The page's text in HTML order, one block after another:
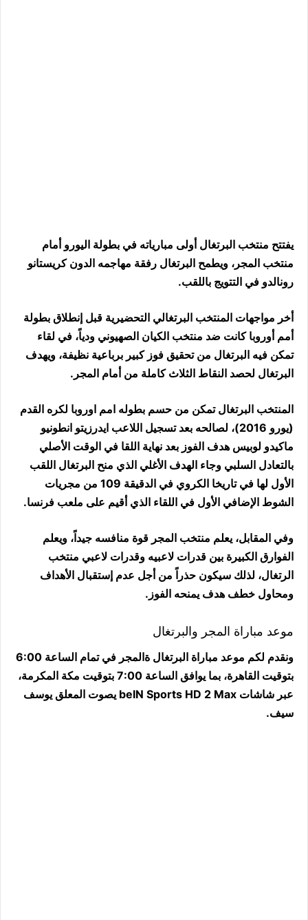
يفتتح منتخب البرتغال أولى مبارياته في بطولة اليورو أمام
منتخب المجر، ويطمح البرتغال رفقة مهاجمه الدون كريستانو
رونالدو في التتويج باللقب.
أخر مواجهات المنتخب البرتغالي التحضيرية قبل إنطلاق بطولة
أمم أوروبا كانت ضد منتخب الكيان الصهيوني ودياً، في لقاء
تمكن فيه البرتغال من تحقيق فوز كبير برباعية نظيفة، ويهدف
البرتغال لحصد النقاط الثلاث كاملة من أمام المجر.
المنتخب البرتغال تمكن من حسم بطوله امم اوروبا لكره القدم
(يورو 2016)، لصالحه بعد تسجيل اللاعب ايدرزيتو انطونيو
ماكيدو لوبيس هدف الفوز بعد نهاية اللقا في الوقت الأصلي
بالتعادل السلبي وجاء الهدف الأغلي الذي منح البرتغال اللقب
الأول لها في تاريخا الكروي في الدقيقة 109 من مجريات
الشوط الإضافي الأول في اللقاء الذي أقيم على ملعب فرنسا.
وفي المقابل، يعلم منتخب المجر قوة منافسه جيداً، ويعلم
الفوارق الكبيرة بين قدرات لاعبيه وقدرات لاعبي منتخب
الرتغال، لذلك سيكون حذراً من أجل عدم إستقبال الأهداف
ومحاول خطف هدف يمنحه الفوز.
موعد مباراة المجر والبرتغال
ونقدم لكم موعد مباراة البرتغال ةالمجر في تمام الساعة 6:00
بتوقيت القاهرة، بما يوافق الساعة 7:00 بتوقيت مكة المكرمة،
عبر شاشات beIN Sports HD 2 Max يصوت المعلق يوسف
سيف.